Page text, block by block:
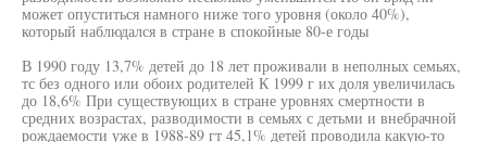
может опуститься намного ниже того уровня (около 40%),
который наблюдался в стране в спокойные 80-е годы
В 1990 году 13,7% детей до 18 лет проживали в неполных семьях,
тс без одного или обоих родителей К 1999 г их доля увеличилась
до 18,6% При существующих в стране уровнях смертности в
средних возрастах, разводимости в семьях с детьми и внебрачной
рождаемости уже в 1988-89 гт 45,1% детей проводила какую-то